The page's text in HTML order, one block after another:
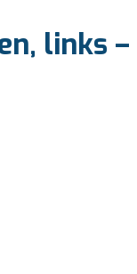
links